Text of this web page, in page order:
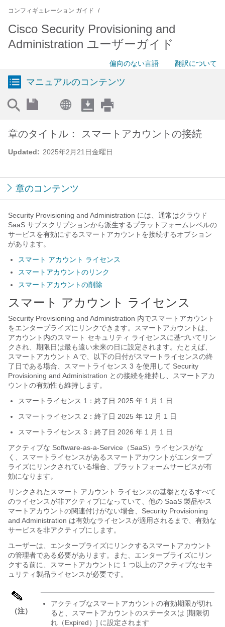
コンフィギュレーション ガイド
Cisco Security Provisioning and
Administration ユーザーガイド
偏向のない言語 翻訳について
マニュアルのコンテンツ
Updated: 2025年2月21日金曜日
章のタイトル： スマートアカウントの接続
章のコンテンツ
Security Provisioning and Administration には、通常はクラウド
SaaS サブスクリプションから派生するプラットフォームレベルの
サービスを有効にするスマートアカウントを接続するオプション
があります。
スマート アカウント ライセンス
スマートアカウントのリンク
スマートアカウントの削除
スマート アカウント ライセンス
Security Provisioning and Administration 内でスマートアカウント
をエンタープライズにリンクできます。スマートアカウントは、
アカウント内のスマート セキュリティ ライセンスに基づいてリン
クされ、期限日は最も遠い未来の日に設定されます。たとえば、
スマートアカウント A で、以下の日付がスマートライセンスの終
了日である場合、スマートライセンス 3 を使用して Security
Provisioning and Administration との接続を維持し、スマートアカ
ウントの有効性も維持します。
スマートライセンス 1：終了日 2025 年 1 月 1 日
スマートライセンス 2：終了日 2025 年 12 月 1 日
スマートライセンス 3：終了日 2026 年 1 月 1 日
アクティブな Software-as-a-Service（SaaS）ライセンスがな
く、スマートライセンスがあるスマートアカウントがエンタープ
ライズにリンクされている場合、プラットフォームサービスが有
効になります。
リンクされたスマート アカウント ライセンスの基盤となるすべて
のライセンスが非アクティブになっていて、他の SaaS 製品やス
マートアカウントの関連付けがない場合、 Security Provisioning
and Administration は有効なライセンスが適用されるまで、有効な
サービスを非アクティブにします。
ユーザーは、 エンタープライズにリンクするスマートアカウント
の管理者である必要があります。また、 エンタープライズにリン
クする前に、スマートアカウントに 1 つ以上のアクティブなセキ
ュリティ製品ライセンスが必要です。
（注）
アクティブなスマートアカウントの有効期限が切れ
ると、スマートアカウントのステータスは [期限切
れ（Expired）] に設定されます